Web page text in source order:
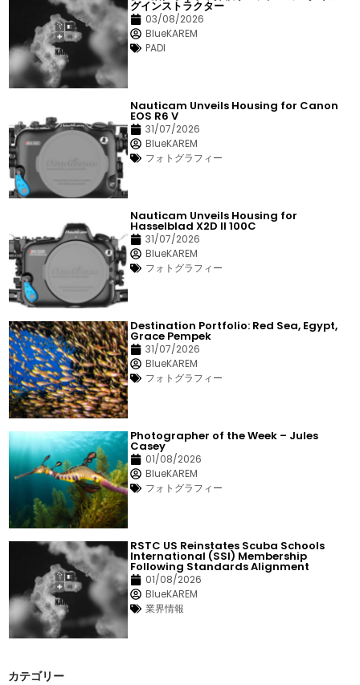
グインストラクター
03/08/2026
BlueKAREM
PADI
Nauticam Unveils Housing for Canon
EOS R6 V
31/07/2026
BlueKAREM
フォトグラフィー
Nauticam Unveils Housing for
Hasselblad X2D II 100C
31/07/2026
BlueKAREM
フォトグラフィー
Destination Portfolio: Red Sea, Egypt,
Grace Pempek
31/07/2026
BlueKAREM
フォトグラフィー
Photographer of the Week – Jules
Casey
01/08/2026
BlueKAREM
フォトグラフィー
RSTC US Reinstates Scuba Schools
International (SSI) Membership
Following Standards Alignment
01/08/2026
BlueKAREM
業界情報
カテゴリー